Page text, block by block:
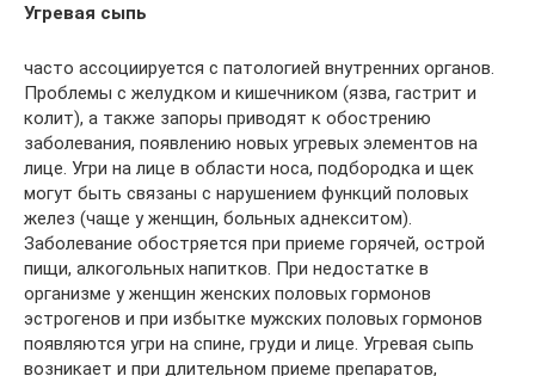
Угревая сыпь
часто ассоциируется с патологией внутренних органов.
Проблемы с желудком и кишечником (язва, гастрит и
колит), а также запоры приводят к обострению
заболевания, появлению новых угревых элементов на
лице. Угри на лице в области носа, подбородка и щек
могут быть связаны с нарушением функций половых
желез (чаще у женщин, больных аднекситом).
Заболевание обостряется при приеме горячей, острой
пищи, алкогольных напитков. При недостатке в
организме у женщин женских половых гормонов
эстрогенов и при избытке мужских половых гормонов
появляются угри на спине, груди и лице. Угревая сыпь
возникает и при длительном приеме препаратов,